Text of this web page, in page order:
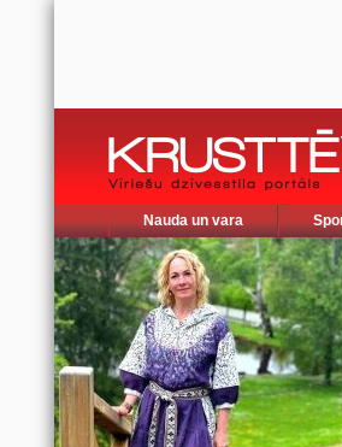
Nauda un vara